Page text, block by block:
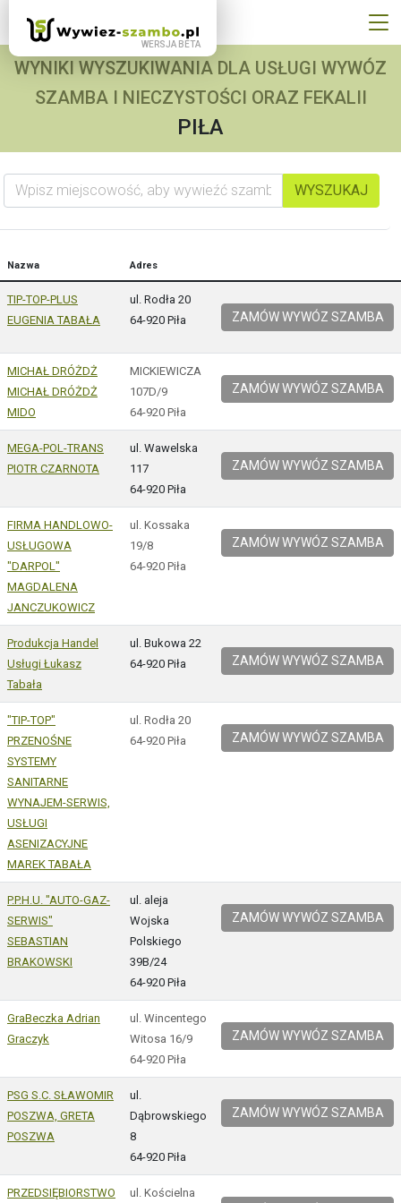
WYNIKI WYSZUKIWANIA DLA USŁUGI WYWÓZ
SZAMBA I NIECZYSTOŚCI ORAZ FEKALII
PIŁA
Wpisz miejscowość, aby wywieźć szambo
WYSZUKAJ
Nazwa Adres
TIP-TOP-PLUS
EUGENIA TABAŁA
ul. Rodła 20
64-920 Piła
ZAMÓW WYWÓZ SZAMBA
MICHAŁ DRÓŻDŻ
MICHAŁ DRÓŻDŻ
MIDO
MICKIEWICZA
107D/9
64-920 Piła
ZAMÓW WYWÓZ SZAMBA
MEGA-POL-TRANS
PIOTR CZARNOTA
ul. Wawelska
117
64-920 Piła
ZAMÓW WYWÓZ SZAMBA
FIRMA HANDLOWO-
USŁUGOWA
"DARPOL"
MAGDALENA
JANCZUKOWICZ
ul. Kossaka
19/8
64-920 Piła
ZAMÓW WYWÓZ SZAMBA
Produkcja Handel
Usługi Łukasz
Tabała
ul. Bukowa 22
64-920 Piła
ZAMÓW WYWÓZ SZAMBA
"TIP-TOP"
PRZENOŚNE
SYSTEMY
SANITARNE
WYNAJEM-SERWIS,
USŁUGI
ASENIZACYJNE
MAREK TABAŁA
ul. Rodła 20
64-920 Piła
ZAMÓW WYWÓZ SZAMBA
P.P.H.U. "AUTO-GAZ-
SERWIS"
SEBASTIAN
BRAKOWSKI
ul. aleja
Wojska
Polskiego
39B/24
64-920 Piła
ZAMÓW WYWÓZ SZAMBA
GraBeczka Adrian
Graczyk
ul. Wincentego
Witosa 16/9
64-920 Piła
ZAMÓW WYWÓZ SZAMBA
PSG S.C. SŁAWOMIR
POSZWA, GRETA
POSZWA
ul.
Dąbrowskiego
8
64-920 Piła
ZAMÓW WYWÓZ SZAMBA
PRZEDSIĘBIORSTWO ul. Kościelna